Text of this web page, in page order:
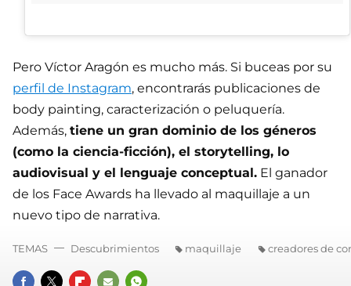
Pero Víctor Aragón es mucho más. Si buceas por su
perfil de Instagram, encontrarás publicaciones de
body painting, caracterización o peluquería.
Además, tiene un gran dominio de los géneros
(como la ciencia-ficción), el storytelling, lo
audiovisual y el lenguaje conceptual. El ganador
de los Face Awards ha llevado al maquillaje a un
nuevo tipo de narrativa.
TEMAS Descubrimientos maquillaje creadores de